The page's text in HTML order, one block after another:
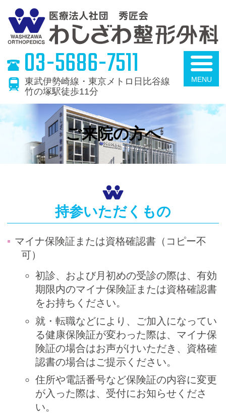
03-5686-7511
東武伊勢崎線・東京メトロ日比谷線
竹の塚駅徒歩11分
ご来院の方へ
持参いただくもの
マイナ保険証または資格確認書（コピー不
可）
初診、および月初めの受診の際は、有効
期限内のマイナ保険証または資格確認書
をお持ちください。
就・転職などにより、ご加入になってい
る健康保険証が変わった際は、マイナ保
険証の場合はお声がけいただき、資格確
認書の場合はご提示ください。
住所や電話番号など保険証の内容に変更
が入った際は、受付にお知らせくださ
い。